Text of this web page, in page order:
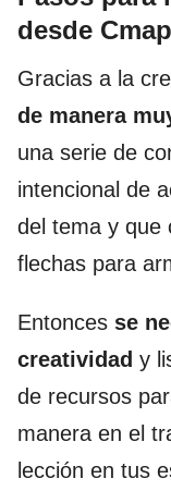
desde
Gracias a la
de manera
una serie de
intencional de
del tema y que
flechas para
Entonces se
creatividad y
de recursos
manera en el
lección en tus